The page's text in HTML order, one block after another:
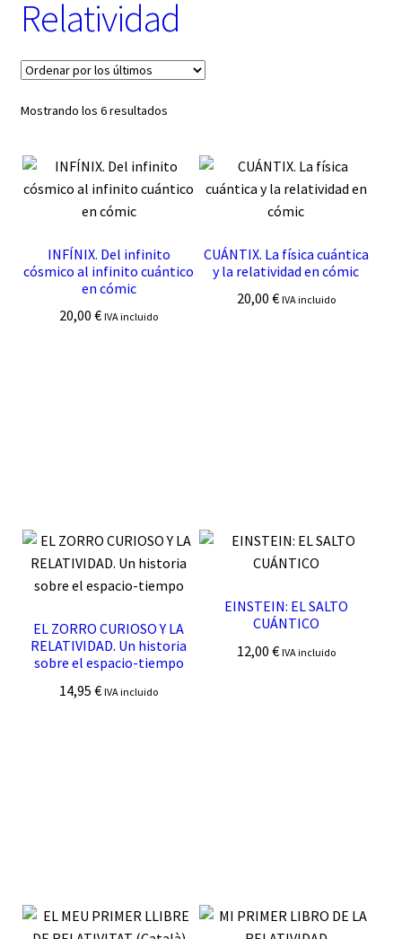
e
o
r
a
Relatividad
Mostrando los 6 resultadosOrdenado
últimos
INFÍNIX. Del infinito
cósmico al infinito cuántico
en cómic
20,00€ IVA incluido
CUÁNTIX. La física cuántica
y la relatividad en cómic
20,00 € IVA incluido
EL ZORRO CURIOSO Y LA
RELATIVIDAD. Un historia
sobre el espacio-tiempo
14,95€ IVA incluido
EINSTEIN: EL SALTO
CUÁNTICO
12,00 € IVA incluido